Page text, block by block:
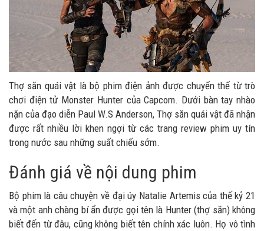
Thợ săn quái vật là bộ phim điện ảnh được chuyển thể từ trò
chơi điện tử Monster Hunter của Capcom. Dưới bàn tay nhào
nặn của đạo diễn Paul W.S Anderson, Thợ săn quái vật đã nhận
được rất nhiều lời khen ngợi từ các trang review phim uy tín
trong nước sau những suất chiếu sớm.
Đánh giá về nội dung phim
Bộ phim là câu chuyện về đại úy Natalie Artemis của thế kỷ 21
và một anh chàng bí ẩn được gọi tên là Hunter (thợ săn) không
biết đến từ đâu, cũng không biết tên chính xác luôn. Họ vô tình